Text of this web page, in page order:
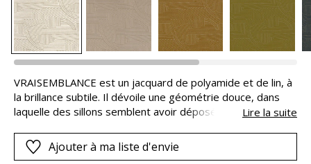
VRAISEMBLANCE est un jacquard de polyamide et de lin, à
la brillance subtile. Il dévoile une géométrie douce, dans
laquelle des sillons semblent avoir déposé leur précieuse
de sièges comme de rideaux, pour lesquels une finition
cassante au sol est conseillée en raison du poids de
Lire la suite
Ajouter à ma liste d'envie